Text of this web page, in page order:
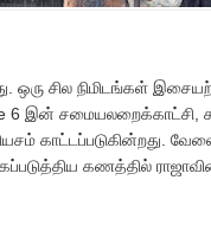
ஒரு சில நிமிடங்கள்
இன் சமையலறைக்காட்சி,
காட்டப்படுகின்றது.
கணத்தில்